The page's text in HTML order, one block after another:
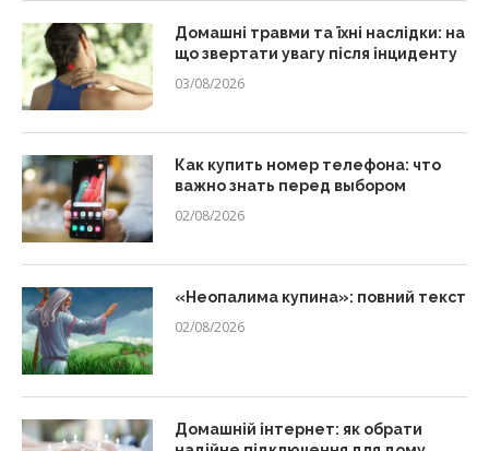
Домашні травми та їхні наслідки: на
що звертати увагу після інциденту
03/08/2026
Как купить номер телефона: что
важно знать перед выбором
02/08/2026
«Неопалима купина»: повний текст
02/08/2026
Домашній інтернет: як обрати